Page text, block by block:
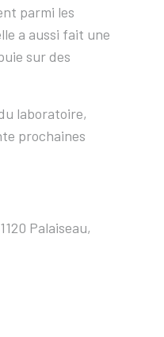
parmi les
a aussi fait une
sur des
laboratoire,
prochaines
Palaiseau,